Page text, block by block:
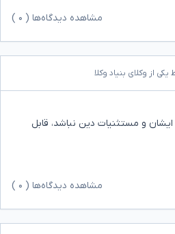
مشاهده دیدگاه‌ها ( ۰
از وکلای بنیاد وکلا
و مستثنیات دین نباشد، قابل
مشاهده دیدگاه‌ها ( ۰